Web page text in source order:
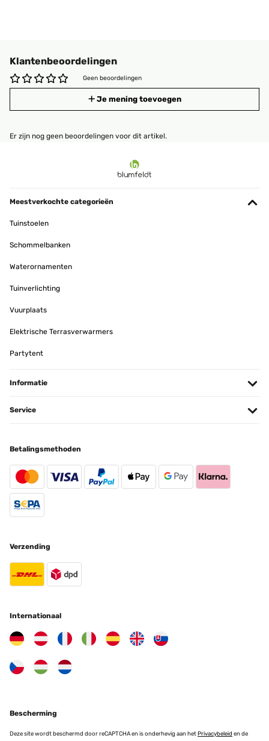
Klantenbeoordelingen
Geen beoordelingen
Je mening toevoegen
Er zijn nog geen beoordelingen voor dit artikel.
Meestverkochte categorieën
Tuinstoelen
Schommelbanken
Waterornamenten
Tuinverlichting
Vuurplaats
Elektrische Terrasverwarmers
Partytent
Informatie
Service
Betalingsmethoden
Verzending
Internationaal
Bescherming
Deze site wordt beschermd door reCAPTCHA en is onderhevig aan hetPrivacybeleid en de